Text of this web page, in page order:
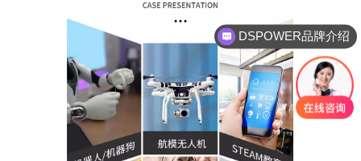
DSPOWER品牌介绍